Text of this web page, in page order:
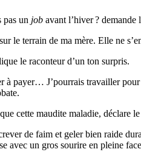
pas un job avant l’hiver ? demande
le terrain de ma mère. Elle ne
le raconteur d’un ton surpris.
à payer… J’pourrais travailler
cette maudite maladie, déclare
de faim et geler bien raide
avec un gros sourire en pleine